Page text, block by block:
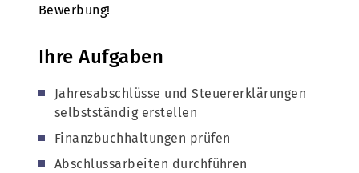
Bewerbung!
Ihre Aufgaben
Jahresabschlüsse und Steuererklärungen
selbstständig erstellen
Finanzbuchhaltungen prüfen
Abschlussarbeiten durchführen